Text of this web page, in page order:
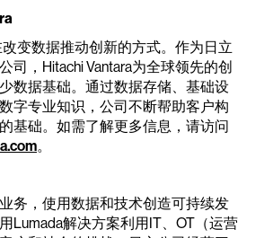
改变数据推动创新的方式。作为日立
司，Hitachi Vantara为全球领先的创
数据基础。通过数据存储、基础设
字专业知识，公司不断帮助客户构
基础。如需了解更多信息，请访问
。
务，使用数据和技术创造可持续发
Lumada解决方案利用IT、OT（运营